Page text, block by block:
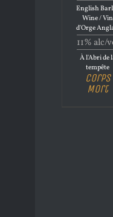
English
Wine / Vin
d'Orge
11% alc/
À l'Abri de
tempête
Corps
Mort